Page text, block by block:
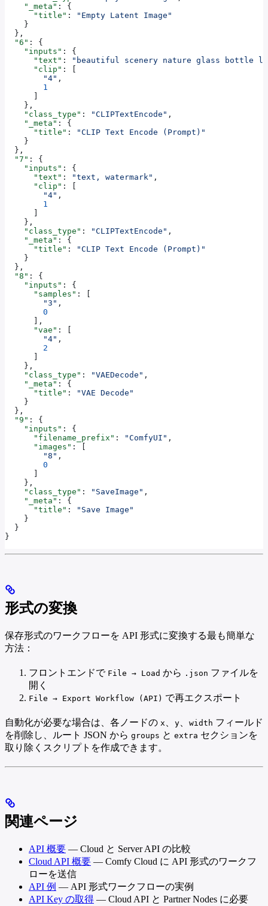
    "_meta"
: {
      "title"
:
"Empty Latent Image"
    }
  },
  "6"
: {
    "inputs"
: {
      "text"
:
"beautiful scenery nature glass bottle
      "clip"
: [
        "4"
,
        1
      ]
    },
    "class_type"
: "CLIPTextEncode" ,
    "_meta"
: {
      "title"
:
"CLIP Text Encode (Prompt)"
    }
  },
  "7"
: {
    "inputs"
: {
      "text"
: "text, watermark" ,
      "clip"
: [
        "4"
,
        1
      ]
    },
    "class_type"
: "CLIPTextEncode" ,
    "_meta"
: {
      "title"
:
"CLIP Text Encode (Prompt)"
    }
  },
  "8"
: {
    "inputs"
: {
      "samples"
: [
        "3"
,
        0
      ],
      "vae"
: [
        "4"
,
        2
      ]
    },
    "class_type"
: "VAEDecode" ,
    "_meta"
: {
      "title"
:
"VAE Decode"
    }
  },
  "9"
: {
    "inputs"
: {
      "filename_prefix"
: "ComfyUI" ,
      "images"
: [
        "8"
,
        0
      ]
    },
    "class_type"
: "SaveImage" ,
    "_meta"
: {
      "title"
:
"Save Image"
    }
  }
}
形式の変換
保存形式のワークフローを API 形式に変換する最も簡単な
方法：
フロントエンドで File → Load から .json ファイルを
開く
File → Export Workflow (API) で再エクスポート
自動化が必要な場合は、各ノードの x 、 y、 width フィールド
を削除し、ルート JSON から groups と extra セクションを
取り除くスクリプトを作成できます。
関連ページ
API 概要 — Cloud と Server API の比較
Cloud API 概要 — Comfy Cloud に API 形式のワークフ
ローを送信
API 例 — API 形式ワークフローの実例
API Key の取得 — Cloud API と Partner Nodes に必要